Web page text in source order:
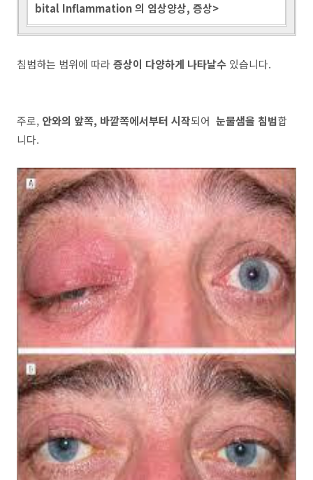
bital Inflammation 의 임상양상, 증상>
침범하는 범위에 따라증상이 다양하게 나타날수 있습니다.
주로, 안와의 앞쪽, 바깥쪽에서부터 시작되어 눈물샘을 침범합
니다.